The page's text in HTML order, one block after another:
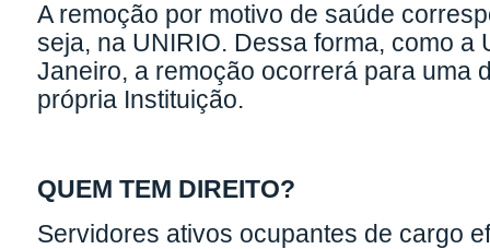
A remoção por motivo de saúde
seja, na UNIRIO. Dessa forma, como
Janeiro, a remoção ocorrerá para uma
própria Instituição.
QUEM TEM DIREITO?
Servidores ativos ocupantes de cargo